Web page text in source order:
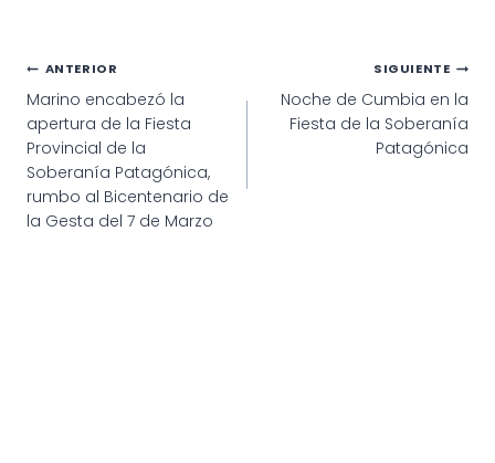
Navegación
de
entradas
ANTERIOR
Marino encabezó la
apertura de la Fiesta
Provincial de la
Soberanía Patagónica,
rumbo al Bicentenario de
la Gesta del 7 de Marzo
SIGUIENTE
Noche de Cumbia en la
Fiesta de la Soberanía
Patagónica